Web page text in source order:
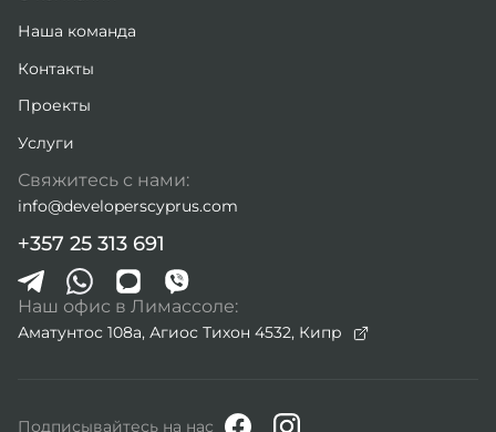
Наша команда
Контакты
Проекты
Услуги
Свяжитесь с нами:
info@developerscyprus.com
+357 25 313 691
Наш офис в Лимассоле:
Аматунтос 108а, Агиос Тихон 4532, Кипр
Подписывайтесь на нас